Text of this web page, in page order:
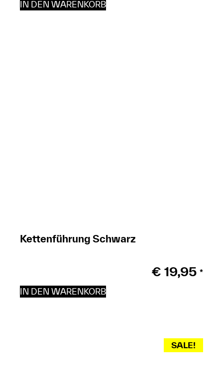
IN DEN WARENKORB
Kettenführung Schwarz
€ 19,95 *
IN DEN WARENKORB
SALE!